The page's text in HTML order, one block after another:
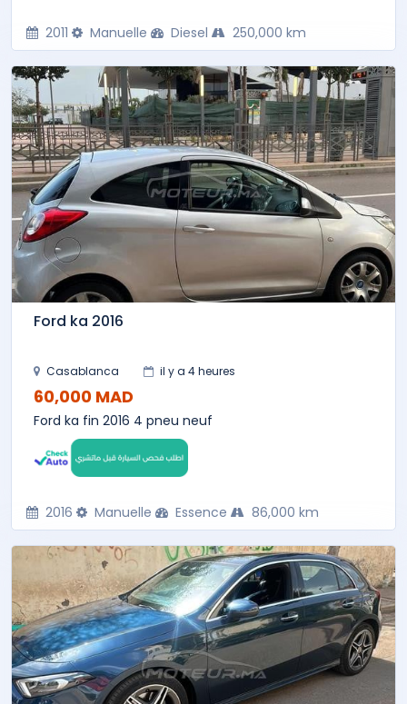
2011 Manuelle Diesel 250,000 km
Ford ka 2016
Casablanca il y a 4 heures
60,000 MAD
Ford ka fin 2016 4 pneu neuf
2016 Manuelle Essence 86,000 km